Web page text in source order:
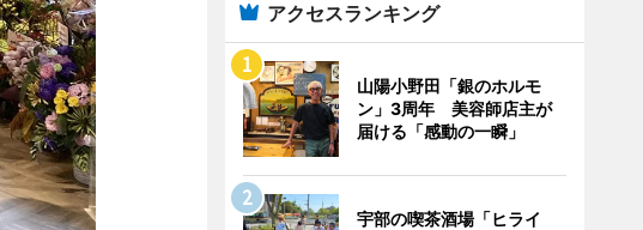
アクセスランキング
山陽小野田「銀のホルモ
ン」3周年 美容師店主が
届ける「感動の一瞬」
宇部の喫茶酒場「ヒライ